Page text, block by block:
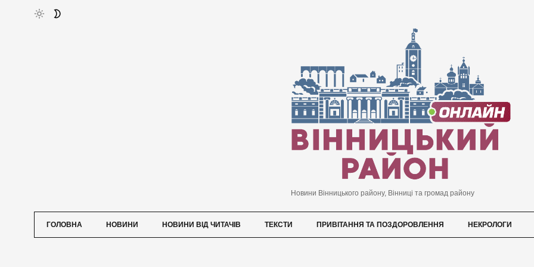
Новини Вінницького району, Вінниці та громад району
ГОЛОВНА НОВИНИ НОВИНИ ВІД ЧИТАЧІВ ТЕКСТИ ПРИВІТАННЯ ТА ПОЗДОРОВЛЕННЯ НЕКРОЛОГИ